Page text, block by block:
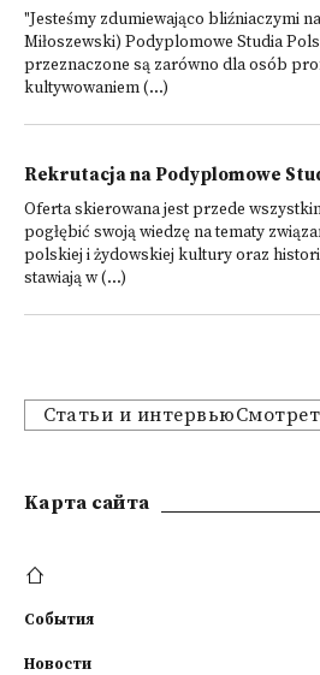
"Jesteśmy zdumiewająco bliźniaczymi
Miłoszewski) Podyplomowe Studia
przeznaczone są zarówno dla osób
kultywowaniem (...)
Rekrutacja na Podyplomowe
Oferta skierowana jest przede
pogłębić swoją wiedzę na tematy
polskiej i żydowskiej kultury oraz
stawiają w (...)
Kарта сайта
События
Новости